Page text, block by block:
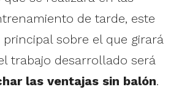
de tarde, este
sobre el que girará
trabajo desarrollado será
las ventajas sin balón.